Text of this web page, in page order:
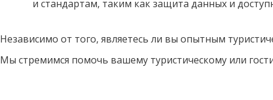
и стандартам, таким как защита данных и
Независимо от того, являетесь ли вы опытным
Мы стремимся помочь вашему туристическому или